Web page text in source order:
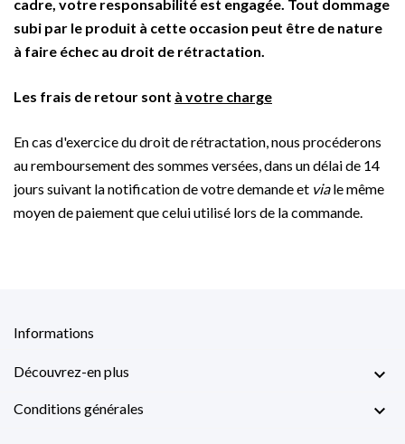
cadre, votre responsabilité est engagée. Tout dommage
subi par le produit à cette occasion peut être de nature
à faire échec au droit de rétractation.
Les frais de retour sont à votre charge
En cas d'exercice du droit de rétractation, nous procéderons
au remboursement des sommes versées, dans un délai de 14
jours suivant la notification de votre demande et viale même
moyen de paiement que celui utilisé lors de la commande.
Informations
Découvrez-en plus 
Conditions générales 